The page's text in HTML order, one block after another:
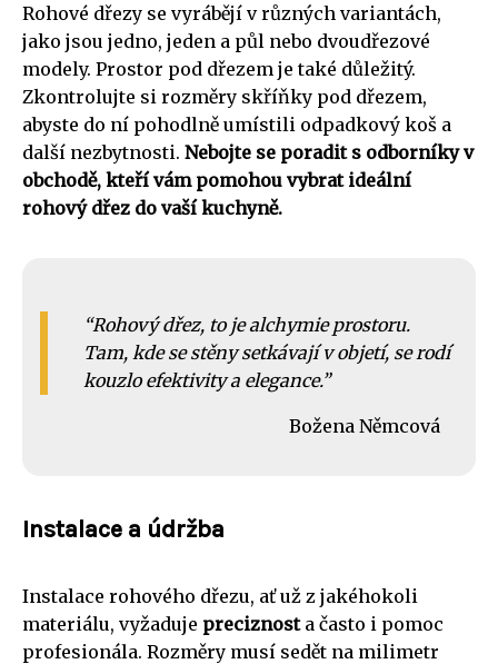
Rohové dřezy se vyrábějí v různých variantách,
jako jsou jedno, jeden a půl nebo dvoudřezové
modely. Prostor pod dřezem je také důležitý.
Zkontrolujte si rozměry skříňky pod dřezem,
abyste do ní pohodlně umístili odpadkový koš a
další nezbytnosti. Nebojte se poradit s odborníky v
obchodě, kteří vám pomohou vybrat ideální
rohový dřez do vaší kuchyně.
Rohový dřez, to je alchymie prostoru.
Tam, kde se stěny setkávají v objetí, se rodí
kouzlo efektivity a elegance.
Božena Němcová
Instalace a údržba
Instalace rohového dřezu, ať už z jakéhokoli
materiálu, vyžaduje preciznosta často i pomoc
profesionála. Rozměry musí sedět na milimetr